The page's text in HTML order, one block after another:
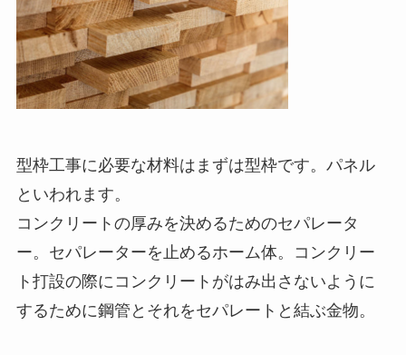
型枠工事に必要な材料はまずは型枠です。パネル
といわれます。
コンクリートの厚みを決めるためのセパレータ
ー。セパレーターを止めるホーム体。コンクリー
ト打設の際にコンクリートがはみ出さないように
するために鋼管とそれをセパレートと結ぶ金物。